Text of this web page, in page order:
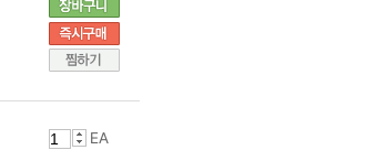
EA